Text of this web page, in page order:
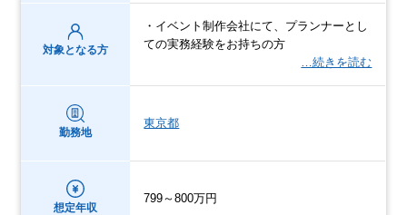
対象となる方
・イベント制作会社にて、プランナーとし
ての実務経験をお持ちの方
…続きを読む
勤務地
東京都
想定年収
799～800万円